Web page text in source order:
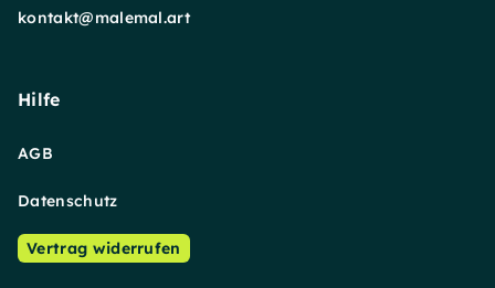
kontakt@malemal.art
Hilfe
AGB
Datenschutz
Vertrag widerrufen